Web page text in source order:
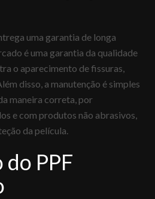
uma garantia de longa
é uma garantia da qualidade
o aparecimento de fissuras,
disso, a manutenção é simples
maneira correta, por
e com produtos não abrasivos,
da película.
PPF